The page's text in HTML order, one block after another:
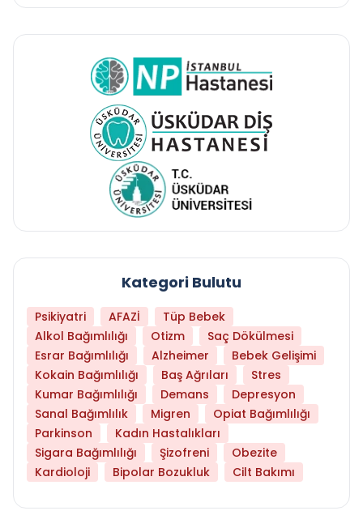
Kategori Bulutu
Psikiyatri AFAZİ
Tüp Bebek
Alkol Bağımlılığı
Otizm
Saç Dökülmesi
Esrar Bağımlılığı
Alzheimer
Bebek Gelişimi
Kokain Bağımlılığı
Baş Ağrıları
Stres
Kumar Bağımlılığı
Demans
Depresyon
Sanal Bağımlılık
Migren
Opiat Bağımlılığı
Parkinson
Kadın Hastalıkları
Sigara Bağımlılığı
Şizofreni
Obezite
Kardioloji
Bipolar Bozukluk Cilt Bakımı